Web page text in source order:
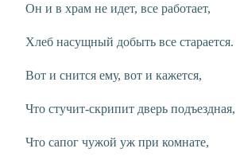
Он и в храм не идет, все работает,
Хлеб насущный добыть все старается.
Вот и снится ему, вот и кажется,
Что стучит-скрипит дверь подъездная,
Что сапог чужой уж при комнате,